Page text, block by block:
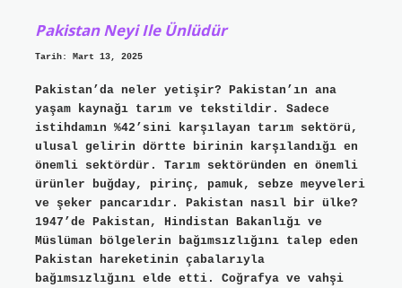
Pakistan Neyi Ile Ünlüdür
Tarih: Mart 13, 2025
Pakistan’da neler yetişir? Pakistan’ın ana
yaşam kaynağı tarım ve tekstildir. Sadece
istihdamın %42’sini karşılayan tarım sektörü,
ulusal gelirin dörtte birinin karşılandığı en
önemli sektördür. Tarım sektöründen en önemli
ürünler buğday, pirinç, pamuk, sebze meyveleri
ve şeker pancarıdır. Pakistan nasıl bir ülke?
1947’de Pakistan, Hindistan Bakanlığı ve
Müslüman bölgelerin bağımsızlığını talep eden
Pakistan hareketinin çabalarıyla
bağımsızlığını elde etti. Coğrafya ve vahşi